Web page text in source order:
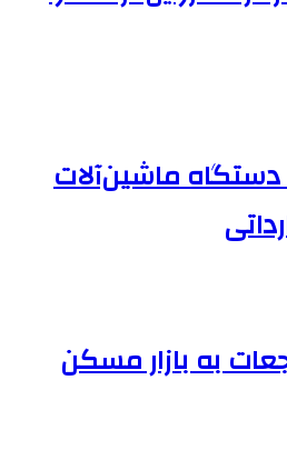
بازدید وزیر راه از ۵۰ دستگاه ماشین‌آلات
به بازار مسکن